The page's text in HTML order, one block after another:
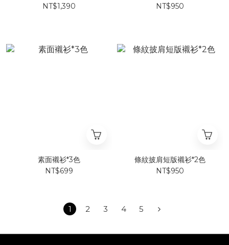
NT$1,390
NT$950
素面襯衫*3色
NT$699
條紋披肩短版襯衫*2色
NT$950
1 2 3 4 5